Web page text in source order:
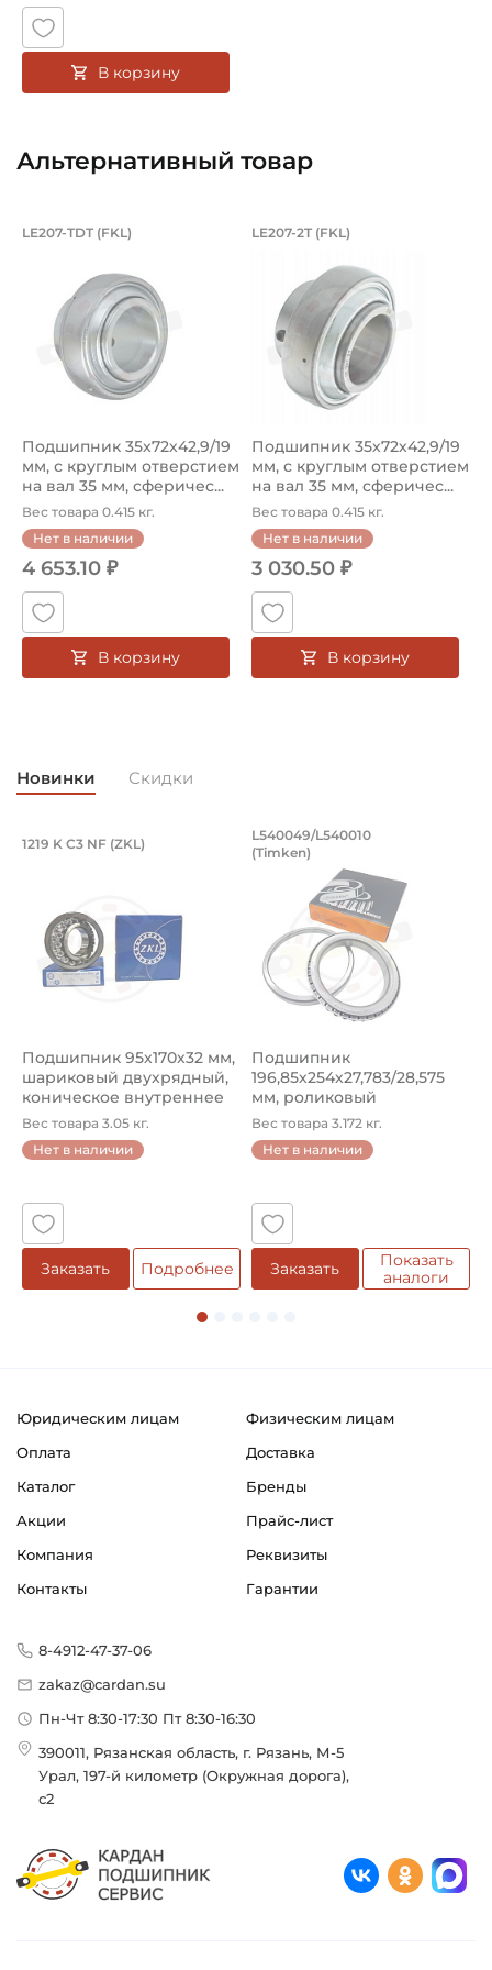
В корзину
Альтернативный товар
Подшипник 35х72х42,9/19 мм, с
LE207-TDT (FKL)
Подшипник 35х72х42,9/19
мм, с круглым отверстием
на вал 35 мм, сферичес...
Вес товара 0.415 кг.
Нет в наличии
4 653.10 ₽
В корзину
Подшипник
LE207-2T (FKL)
Подшипник 35х72х42,9/19
мм, с круглым отверстием
на вал 35 мм, сферичес...
Вес товара 0.415 кг.
Нет в наличии
3 030.50 ₽
В корзину
Новинки Скидки
Подшипник 95х170х32 мм, шариковый
Подшипник 95х170х32 мм, шариковый двухрядный,
1219 K C3 NF (ZKL)
Подшипник 95х170х32 мм,
шариковый двухрядный,
коническое внутреннее
кол...
Вес товара 3.05 кг.
Нет в наличии
Заказать Подробнее
Подшипник
Подшипник
L540049/L540010
(Timken)
Подшипник
196,85х254х27,783/28,575
мм, роликовый
однорядный конический
...
Вес товара 3.172 кг.
Нет в наличии
Заказать
Показать
аналоги
Юридическим лицам
Физическим лицам
Оплата
Доставка
Каталог
Бренды
Акции
Прайс-лист
Компания
Реквизиты
Контакты
Гарантии
8-4912-47-37-06
zakaz@cardan.su
Пн-Чт 8:30-17:30 Пт 8:30-16:30
390011, Рязанская область, г. Рязань, М-5
Урал, 197-й километр (Окружная дорога),
с2